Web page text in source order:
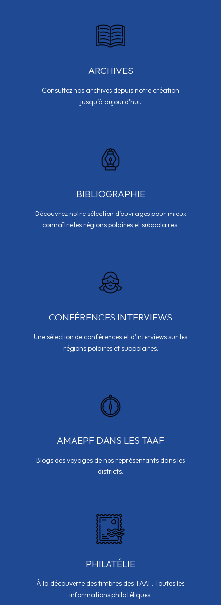
ARCHIVES
Consultez nos archives depuis notre création
jusqu’à aujourd’hui.
BIBLIOGRAPHIE
Découvrez notre sélection d’ouvrages pour mieux
connaître les régions polaires et subpolaires.
CONFÉRENCES INTERVIEWS
Une sélection de conférences et d’interviews sur les
régions polaires et subpolaires.
AMAEPF DANS LES TAAF
Blogs des voyages de nos représentants dans les
districts.
PHILATÉLIE
À la découverte des timbres des TAAF. Toutes les
informations philatéliques.